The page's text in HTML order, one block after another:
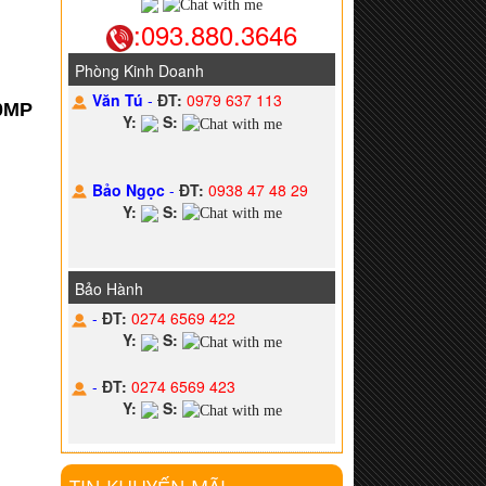
:093.880.3646
Phòng Kinh Doanh
Văn Tú-ĐT: 0979 637 113
Y:
S:
Bảo Ngọc-ĐT: 0938 47 48 29
Y:
S:
Bảo Hành
-ĐT: 0274 6569 422
Y:
S:
-ĐT: 0274 6569 423
Y:
S: